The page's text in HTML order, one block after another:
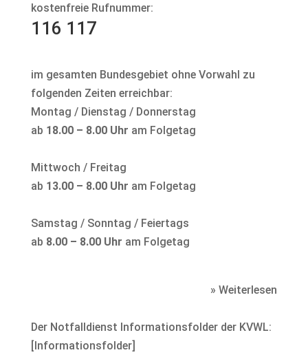
kostenfreie Rufnummer:
116 117
im gesamten Bundesgebiet ohne Vorwahl zu
folgenden Zeiten erreichbar:
Montag / Dienstag / Donnerstag
ab 18.00 – 8.00 Uhr am Folgetag
Mittwoch / Freitag
ab 13.00 – 8.00 Uhr am Folgetag
Samstag / Sonntag / Feiertags
ab 8.00 – 8.00 Uhr am Folgetag
» Weiterlesen
Der Notfalldienst Informationsfolder der KVWL:
[Informationsfolder]